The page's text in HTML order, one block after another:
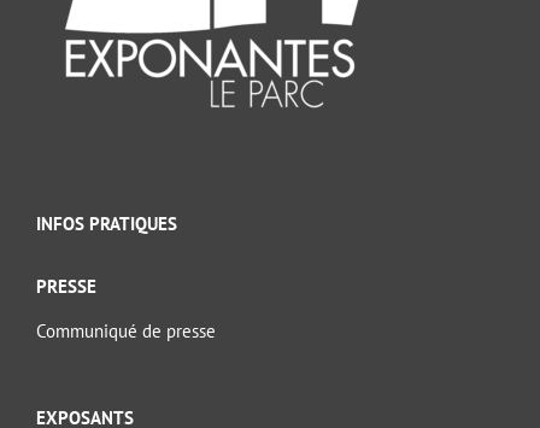
INFOS PRATIQUES
PRESSE
Communiqué de presse
EXPOSANTS